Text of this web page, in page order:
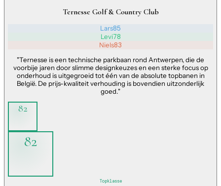
Ternesse Golf & Country Club
Lars85
Levi78
Niels83
"Ternesse is een technische parkbaan rond Antwerpen, die de
voorbije jaren door slimme designkeuzes en een sterke focus op
onderhoud is uitgegroeid tot één van de absolute topbanen in
België. De prijs-kwaliteit verhouding is bovendien uitzonderlijk
goed."
82
82
Topklasse